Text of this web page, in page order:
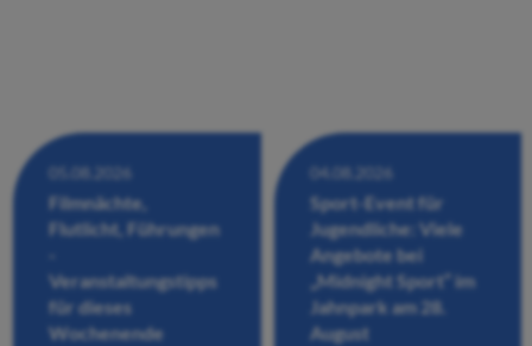
05.08.2026
Filmnächte,
Flutlicht, Führungen
Veranstaltungstipps
für dieses
Wochenende
04.08.2026
Sport-Event für
Jugendliche: Viele
Angebote bei
„Midnight Sport“ im
Jahnpark am 28.
August